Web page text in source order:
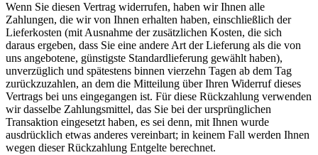
Wenn Sie diesen Vertrag widerrufen, haben wir Ihnen alle
Zahlungen, die wir von Ihnen erhalten haben, einschließlich der
Lieferkosten (mit Ausnahme der zusätzlichen Kosten, die sich
daraus ergeben, dass Sie eine andere Art der Lieferung als die von
uns angebotene, günstigste Standardlieferung gewählt haben),
unverzüglich und spätestens binnen vierzehn Tagen ab dem Tag
zurückzuzahlen, an dem die Mitteilung über Ihren Widerruf dieses
Vertrags bei uns eingegangen ist. Für diese Rückzahlung verwenden
wir dasselbe Zahlungsmittel, das Sie bei der ursprünglichen
Transaktion eingesetzt haben, es sei denn, mit Ihnen wurde
ausdrücklich etwas anderes vereinbart; in keinem Fall werden Ihnen
wegen dieser Rückzahlung Entgelte berechnet.